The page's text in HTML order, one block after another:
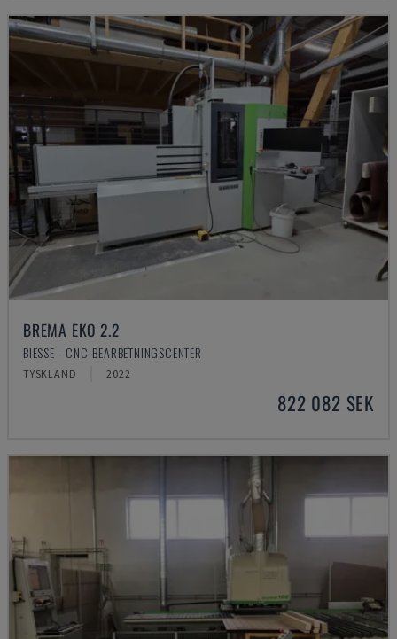
BREMA EKO 2.2
BIESSE - CNC-BEARBETNINGSCENTER
TYSKLAND 2022
822 082 SEK